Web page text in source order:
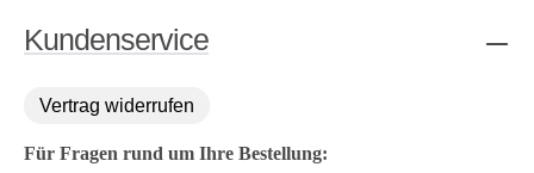
Kundenservice
Vertrag widerrufen
Für Fragen rund um Ihre Bestellung: